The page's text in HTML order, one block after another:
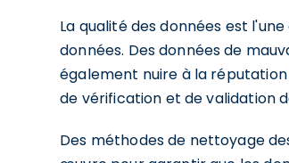
La qualité des données est
données. Des données de
également nuire à la
de vérification et de validation
Des méthodes de nettoyage